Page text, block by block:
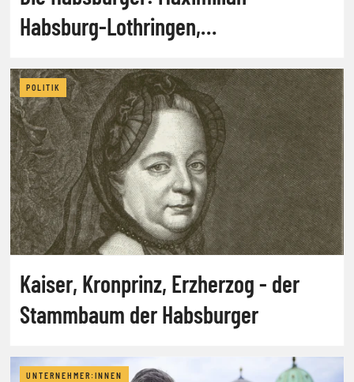
Habsburg-Lothringen,
POLITIK
Kaiser, Kronprinz, Erzherzog - der
Stammbaum der Habsburger
UNTERNEHMER:INNEN